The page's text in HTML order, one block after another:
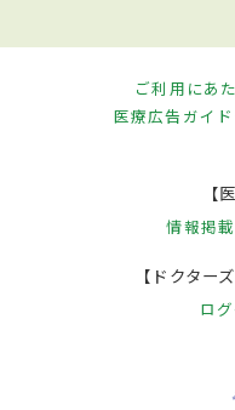
ご利用にあ
医療広告ガイ
【
情報掲
【ドクター
ロ